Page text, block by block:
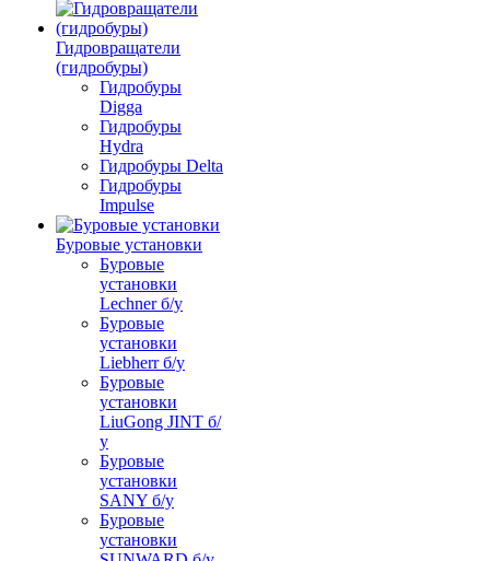
Гидровращатели
(гидробуры)
Гидробуры
Digga
Гидробуры
Hydra
Гидробуры Delta
Гидробуры
Impulse
Буровые установки
Буровые
установки
Lechner б/у
Буровые
установки
Liebherr б/у
Буровые
установки
LiuGong JINT б/
у
Буровые
установки
SANY б/у
Буровые
установки